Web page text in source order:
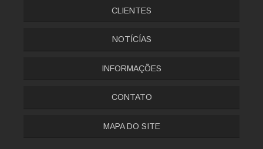
CLIENTES
NOTÍCÍAS
INFORMAÇÕES
CONTATO
MAPA DO SITE